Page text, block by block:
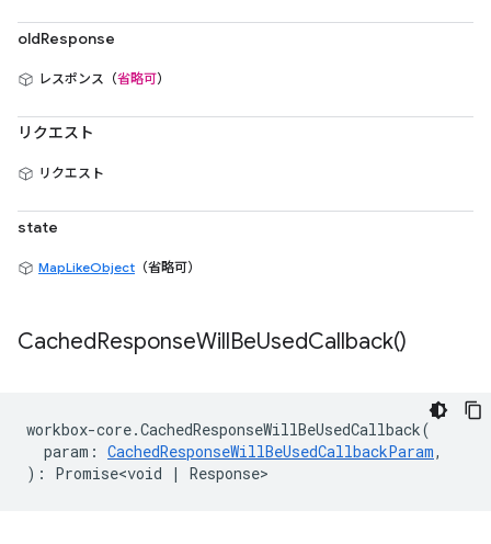
oldResponse
レスポンス（省略可）
リクエスト
リクエスト
state
MapLikeObject （省略可）
CachedResponseWillBeUsedCallback()
workbox-core.CachedResponseWillBeUsedCallback(
param : CachedResponseWillBeUsedCallbackParam,
) : Promise<void | Response>